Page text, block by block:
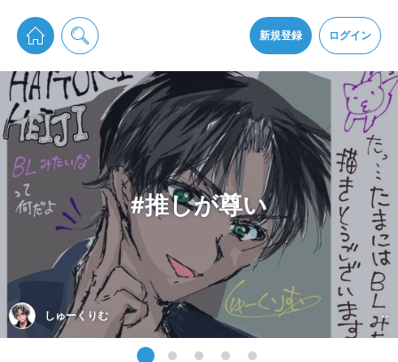
新規登録 ログイン
pixiv Sketchは2024年5月28日付で プライパシーポリシーを改定しました。
通知を受け取るにはここをクリックします
pixiv Sketchアプリでさらに快適に！
アプリをインストール
#推しが尊い
しゅーくりむ‎ --